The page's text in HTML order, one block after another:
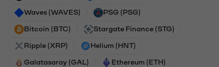
Waves (WAVES) PSG (PSG)
Bitcoin (BTC) Stargate Finance (STG)
Ripple (XRP) Helium (HNT)
Galatasaray (GAL) Ethereum (ETH)